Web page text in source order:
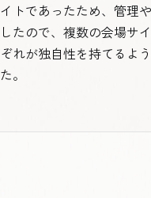
イトであったため、管理
したので、複数の会場サ
ぞれが独自性を持てるよ
た。